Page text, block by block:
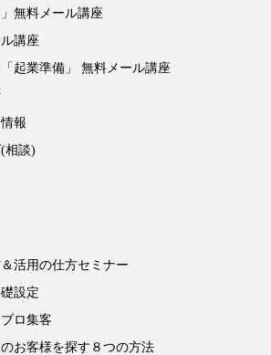
無料メール講座
講座
起業準備」 無料メール講座
報
相談)
活用の仕方セミナー
設定
ロ集客
お客様を探す８つの方法